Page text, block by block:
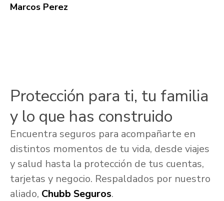
Marcos Perez
Protección para ti, tu familia
y lo que has construido
Encuentra seguros para acompañarte en
distintos momentos de tu vida, desde viajes
y salud hasta la protección de tus cuentas,
tarjetas y negocio. Respaldados por nuestro
aliado, Chubb Seguros.